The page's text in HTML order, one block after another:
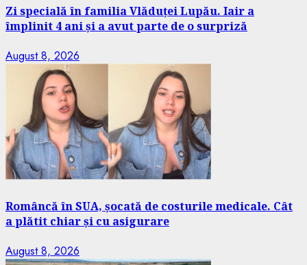
Zi specială în familia Vlăduței Lupău. Iair a
împlinit 4 ani și a avut parte de o surpriză
August 8, 2026
Româncă în SUA, șocată de costurile medicale. Cât
a plătit chiar și cu asigurare
August 8, 2026